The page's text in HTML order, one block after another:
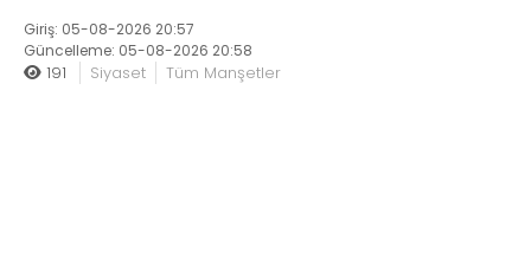
Giriş: 05-08-2026 20:57
Güncelleme: 05-08-2026 20:58
191 Siyaset Tüm Manşetler